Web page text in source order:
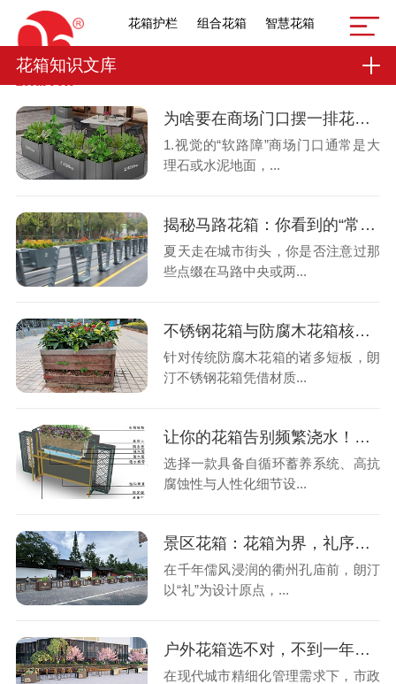
花箱护栏 组合花箱 智慧花箱
花箱知识文库
为啥要在商场门口摆一排花？不是为了好看，是让你“慢下来”
1.视觉的“软路障”商场门口通常是大
理石或水泥地面，...
揭秘马路花箱：你看到的“常开不败”的鲜花，到底多久换一次？
夏天走在城市街头，你是否注意过那
些点缀在马路中央或两...
不锈钢花箱与防腐木花箱核心差异对比
针对传统防腐木花箱的诸多短板，朗
汀不锈钢花箱凭借材质...
让你的花箱告别频繁浇水！自循环蓄养花箱让绿植更省心！
选择一款具备自循环蓄养系统、高抗
腐蚀性与人性化细节设...
景区花箱：花箱为界，礼序为魂南孔圣地的柔性守护
在千年儒风浸润的衢州孔庙前，朗汀
以“礼”为设计原点，...
户外花箱选不对，不到一年就报废！高颜值+长效耐用才是硬标准
在现代城市精细化管理需求下，市政